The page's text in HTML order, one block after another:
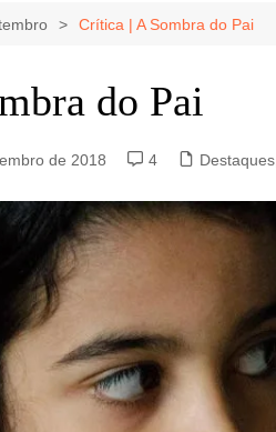
Livros
Game Review
Crítica | A Sombra do Pai
do Pai
de 2018 4 Destaques